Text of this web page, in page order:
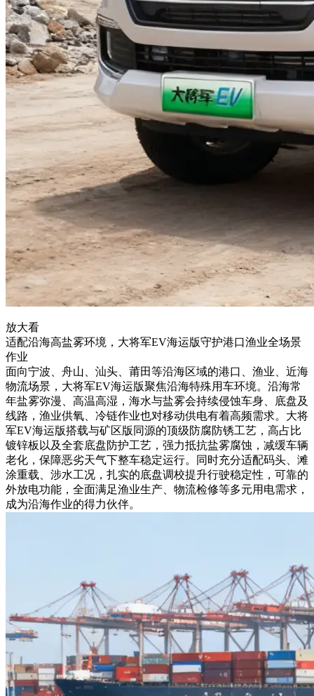
放大看
适配沿海高盐雾环境，大将军EV海运版守护港口渔业全场景
作业
面向宁波、舟山、汕头、莆田等沿海区域的港口、渔业、近海
物流场景，大将军EV海运版聚焦沿海特殊用车环境。沿海常
年盐雾弥漫、高温高湿，海水与盐雾会持续侵蚀车身、底盘及
线路，渔业供氧、冷链作业也对移动供电有着高频需求。大将
军EV海运版搭载与矿区版同源的顶级防腐防锈工艺，高占比
镀锌板以及全套底盘防护工艺，强力抵抗盐雾腐蚀，减缓车辆
老化，保障恶劣天气下整车稳定运行。同时充分适配码头、滩
涂重载、涉水工况，扎实的底盘调校提升行驶稳定性，可靠的
外放电功能，全面满足渔业生产、物流检修等多元用电需求，
成为沿海作业的得力伙伴。